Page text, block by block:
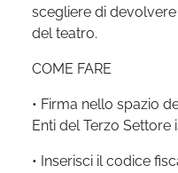
scegliere di
del teatro.
COME FARE
• Firma nello spazio
Enti del Terzo Settore
• Inserisci il codice